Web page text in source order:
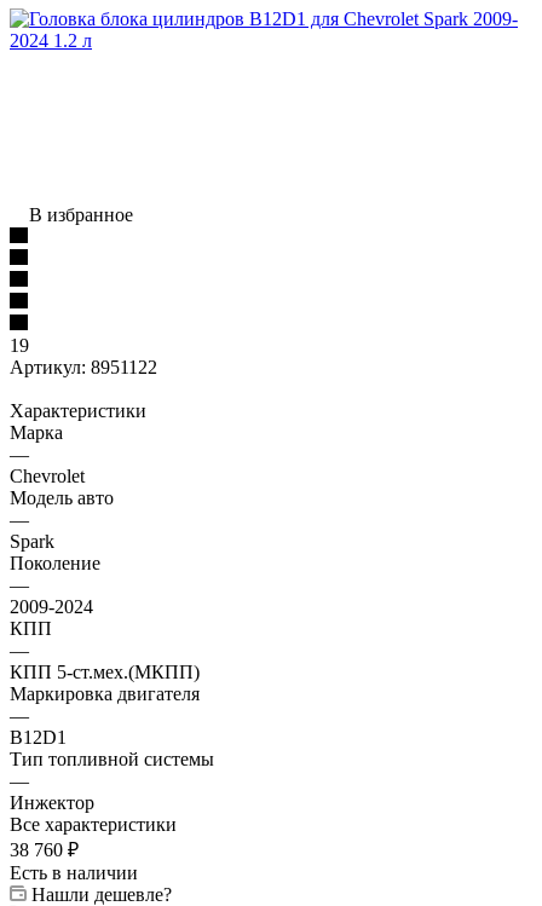
В избранное
19
Артикул: 8951122
Характеристики
Марка
—
Chevrolet
Модель авто
—
Spark
Поколение
—
2009-2024
КПП
—
КПП 5-ст.мех.(МКПП)
Маркировка двигателя
—
B12D1
Тип топливной системы
—
Инжектор
Все характеристики
38 760 ₽
Есть в наличии
Нашли дешевле?